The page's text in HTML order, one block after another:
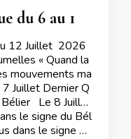
12 Juillet 2026
« Quand la
mouvements ma
Juillet Dernier Q
Le 8 Juillet
le signe du Bél
dans le signe …